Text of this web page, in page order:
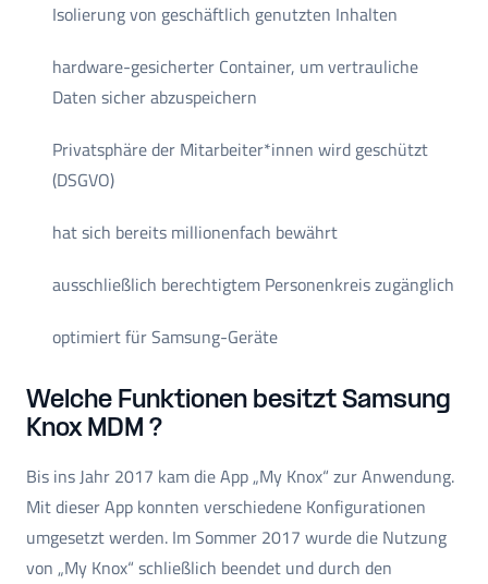
Isolierung von geschäftlich genutzten Inhalten
hardware-gesicherter Container, um vertrauliche
Daten sicher abzuspeichern
Privatsphäre der Mitarbeiter*innen wird geschützt
(DSGVO)
hat sich bereits millionenfach bewährt
ausschließlich berechtigtem Personenkreis zugänglich
optimiert für Samsung-Geräte
Welche Funktionen besitzt Samsung
Knox MDM ?
Bis ins Jahr 2017 kam die App „My Knox“ zur Anwendung.
Mit dieser App konnten verschiedene Konfigurationen
umgesetzt werden. Im Sommer 2017 wurde die Nutzung
von „My Knox“ schließlich beendet und durch den